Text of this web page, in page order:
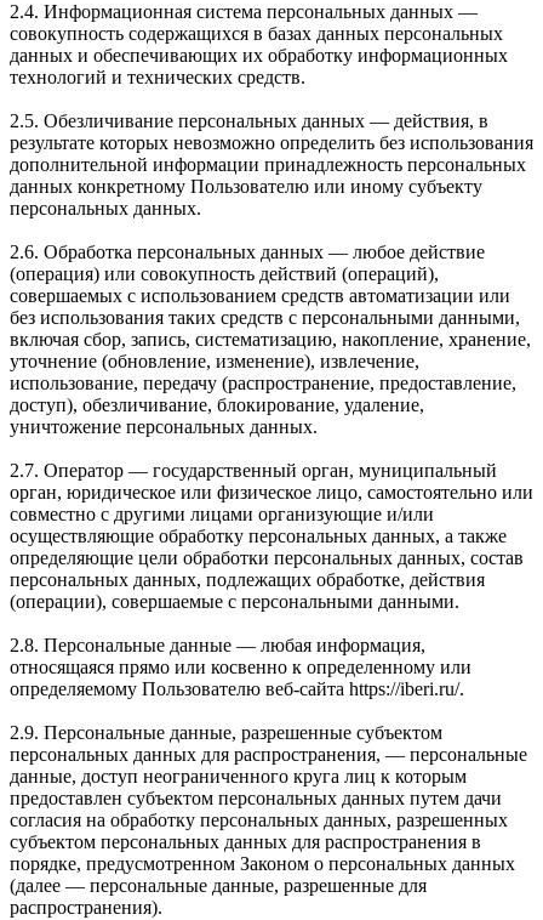
2.4. Информационная система персональных данных —
совокупность содержащихся в базах данных персональных
данных и обеспечивающих их обработку информационных
технологий и технических средств.
2.5. Обезличивание персональных данных — действия, в
результате которых невозможно определить без использования
дополнительной информации принадлежность персональных
данных конкретному Пользователю или иному субъекту
персональных данных.
2.6. Обработка персональных данных — любое действие
(операция) или совокупность действий (операций),
совершаемых с использованием средств автоматизации или
без использования таких средств с персональными данными,
включая сбор, запись, систематизацию, накопление, хранение,
уточнение (обновление, изменение), извлечение,
использование, передачу (распространение, предоставление,
доступ), обезличивание, блокирование, удаление,
уничтожение персональных данных.
2.7. Оператор — государственный орган, муниципальный
орган, юридическое или физическое лицо, самостоятельно или
совместно с другими лицами организующие и/или
осуществляющие обработку персональных данных, а также
определяющие цели обработки персональных данных, состав
персональных данных, подлежащих обработке, действия
(операции), совершаемые с персональными данными.
2.8. Персональные данные — любая информация,
относящаяся прямо или косвенно к определенному или
определяемому Пользователю веб-сайта https://iberi.ru/.
2.9. Персональные данные, разрешенные субъектом
персональных данных для распространения, — персональные
данные, доступ неограниченного круга лиц к которым
предоставлен субъектом персональных данных путем дачи
согласия на обработку персональных данных, разрешенных
субъектом персональных данных для распространения в
порядке, предусмотренном Законом о персональных данных
(далее — персональные данные, разрешенные для
распространения).